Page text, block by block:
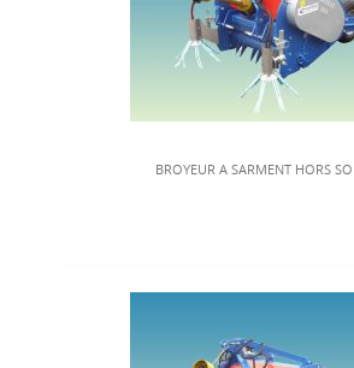
BROYEUR A SARMENT HORS